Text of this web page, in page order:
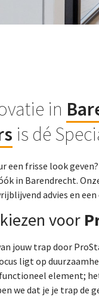
in
is dé
een frisse look
in Barendrecht.
advies en
voor
jouw trap door
ligt op
element;
we dat je je trap de